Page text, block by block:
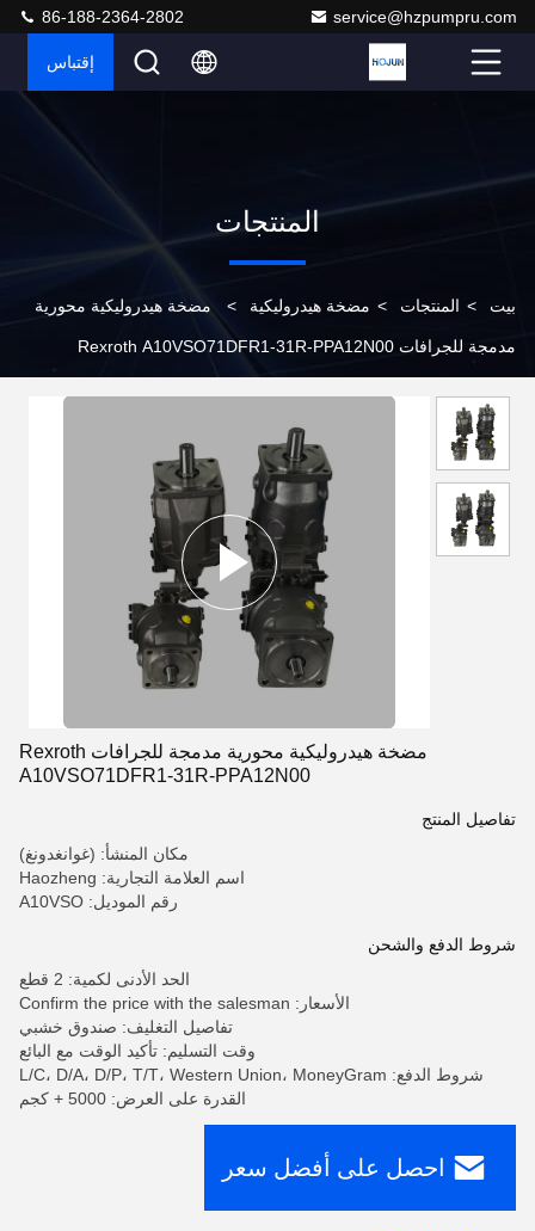
service@hzpumpru.com
86-188-2364-2802
إقتباس
المنتجات
بيت > المنتجات > مضخة هيدروليكية > مضخة هيدروليكية محورية
مدمجة للجرافات Rexroth A10VSO71DFR1-31R-PPA12N00
مضخة هيدروليكية محورية مدمجة للجرافات Rexroth
A10VSO71DFR1-31R-PPA12N00
تفاصيل المنتج
مكان المنشأ: (غوانغدونغ)
اسم العلامة التجارية: Haozheng
رقم الموديل: A10VSO
شروط الدفع والشحن
الحد الأدنى لكمية: 2 قطع
الأسعار: Confirm the price with the salesman
تفاصيل التغليف: صندوق خشبي
وقت التسليم: تأكيد الوقت مع البائع
شروط الدفع: L/C، D/A، D/P، T/T، Western Union، MoneyGram
القدرة على العرض: 5000 + كجم
احصل على أفضل سعر